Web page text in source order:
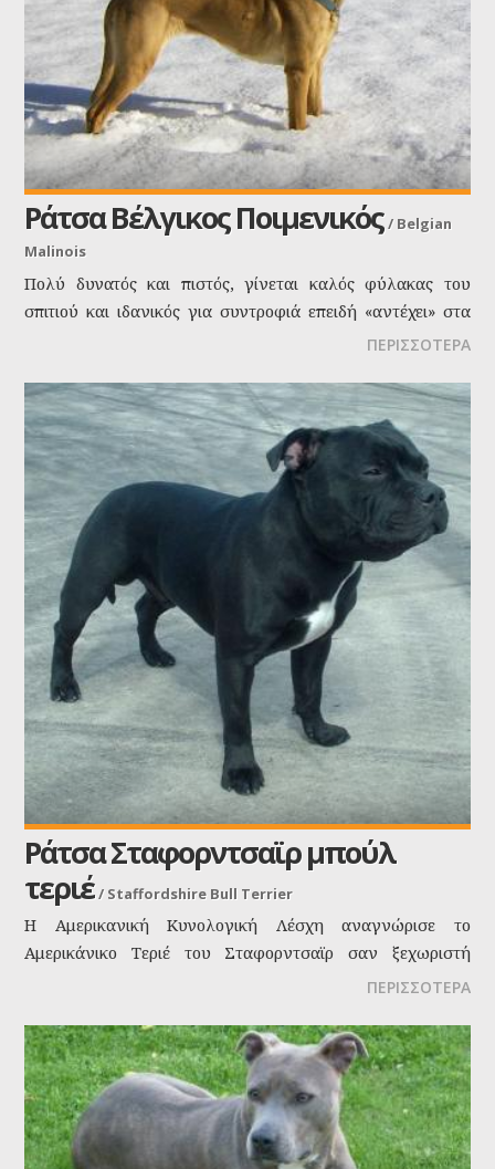
Ράτσα Βέλγικος Ποιμενικός /Belgian
Malinois
Πολύ δυνατός και πιστός, γίνεται καλός φύλακας του
σπιτιού και ιδανικός για συντροφιά επειδή «αντέχει» στα
παιχνίδια των παιδιών και εξοικειώνεται πολύ γρήγορα με
οικογένειας. Μάγκας, σιωπηλός, δεν τον ακούμε ποτέ εάν
δεν το θέλουμε, αρκεί να «μην τον ξεχάσουμε». Του αρέσει
πολύ να παίζει με τα σαγόνια του.
ΠΕΡΙΣΣΟΤΕΡΑ
Ράτσα Σταφορντσαϊρ μπούλ
τεριέ /Staffordshire Bull Terrier
Η Αμερικανική Κυνολογική Λέσχη αναγνώρισε το
Αμερικάνικο Τεριέ του Σταφορντσαϊρ σαν ξεχωριστή
ράτσα το 1936 και από τότε έγινε γνωστό σε όλο τον
ΠΕΡΙΣΣΟΤΕΡΑ